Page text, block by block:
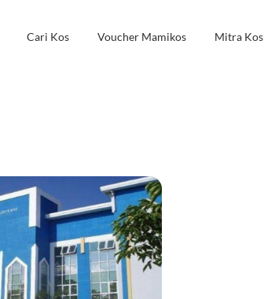
Cari Kos Voucher Mamikos Mitra Kos